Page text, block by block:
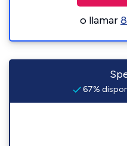
o llamar
67%